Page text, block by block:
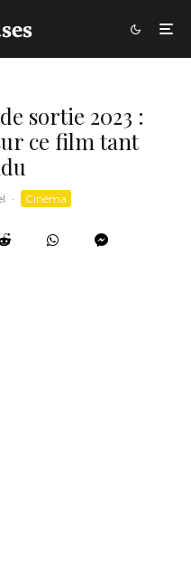
sortie 2023 :
ce film tant
· Cinéma